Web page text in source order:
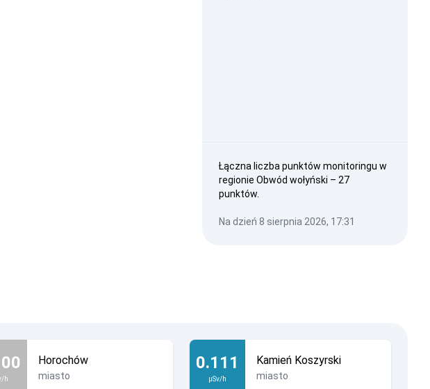
Łączna liczba punktów monitoringu w
regionie Obwód wołyński – 27
punktów.
Na dzień 8 sierpnia 2026, 17:31
h
Horochów
miasto
0.111
µSv/h
Kamień Koszyrski
miasto